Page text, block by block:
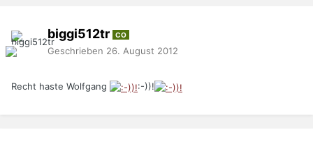
biggi512tr CO
Geschrieben 26. August 2012
Recht haste Wolfgang :-))!